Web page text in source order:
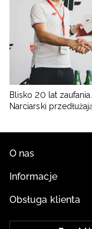
Blisko 20 lat
Narciarski
O nas
Informacje
Obsługa klienta